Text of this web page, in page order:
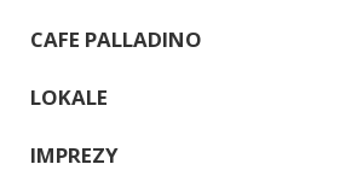
CAFE PALLADINO
LOKALE
IMPREZY